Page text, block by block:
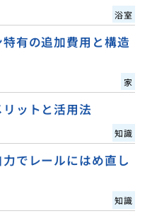
浴室
有の追加費用と構造
家
ットと活用法
知識
でレールにはめ直し
知識